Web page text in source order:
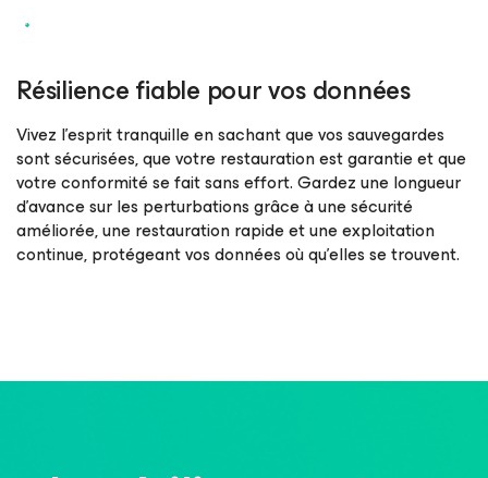
Résilience fiable pour vos données
Vivez l’esprit tranquille en sachant que vos sauvegardes
sont sécurisées, que votre restauration est garantie et que
votre conformité se fait sans effort. Gardez une longueur
d’avance sur les perturbations grâce à une sécurité
améliorée, une restauration rapide et une exploitation
continue, protégeant vos données où qu’elles se trouvent.